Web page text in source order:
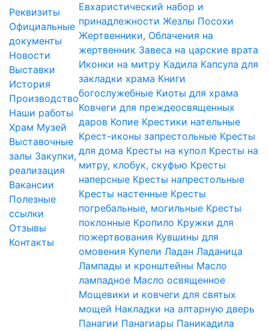
Реквизиты
Официальные
документы
Новости
Выставки
История
Производство
Наши работы
Храм Музей
Выставочные
залы Закупки,
реализация
Вакансии
Полезные
ссылки
Отзывы
Контакты
Евхаристический набор и
принадлежности Жезлы Посохи
Жертвенники, Облачения на
жертвенник Завеса на царские врата
Иконки на митру Кадила Капсула для
закладки храма Книги
богослужебные Киоты для храма
Ковчеги для преждеосвященных
даров Копие Крестики нательные
Крест-иконы запрестольные Кресты
для дома Кресты на купол Кресты на
митру, клобук, скуфью Кресты
наперсные Кресты напрестольные
Кресты настенные Кресты
погребальные, могильные Кресты
поклонные Кропило Кружки для
пожертвования Кувшины для
омовения Купели Ладан Ладаница
Лампады и кронштейны Масло
лампадное Масло освященное
Мощевики и ковчеги для святых
мощей Накладки на алтарную дверь
Панагии Панагиары Паникадила